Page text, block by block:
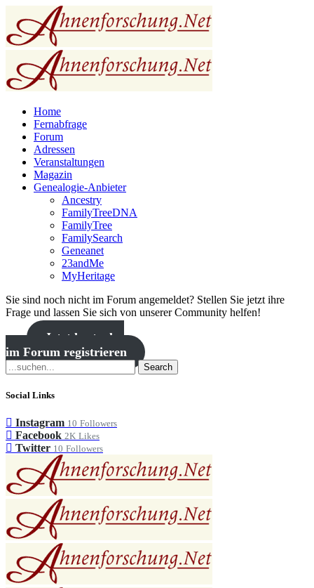
Home
Fernabfrage
Forum
Adressen
Veranstaltungen
Magazin
Genealogie-Anbieter
Ancestry
FamilyTreeDNA
FamilyTree
FamilySearch
Geneanet
23andMe
MyHeritage
Sie sind noch nicht im Forum angemeldet? Stellen Sie jetzt ihre
Frage und lassen Sie sich von unserer Community helfen!
Jetzt kostenlos
im Forum registrieren
Search
Social Links
Instagram 10 Followers
Facebook 2K Likes
Twitter 10 Followers